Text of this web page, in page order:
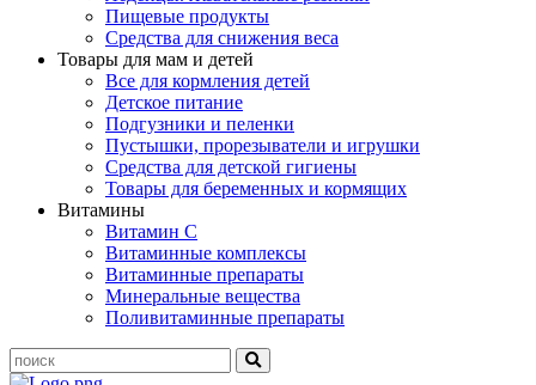
Пищевые продукты
Средства для снижения веса
Товары для мам и детей
Все для кормления детей
Детское питание
Подгузники и пеленки
Пустышки, прорезыватели и игрушки
Средства для детской гигиены
Товары для беременных и кормящих
Витамины
Витамин С
Витаминные комплексы
Витаминные препараты
Минеральные вещества
Поливитаминные препараты